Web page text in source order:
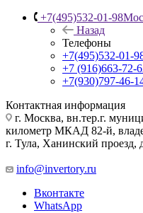
+7(495)532-01-98
Назад
Телефоны
+7(495)532-01-
+7 (916)663-72-
+7(930)797-46-
Контактная информация
г. Москва, вн.тер.г.
километр МКАД 82-й,
г. Тула, Ханинский проезд,
info@invertory.ru
Вконтакте
WhatsApp